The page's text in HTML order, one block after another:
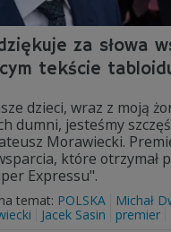
za słowa
tekście
dzieci, wraz z moją
dumni, jesteśmy
Morawiecki.
które otrzymał
Expressu".
temat: POLSKA
Michał
Jacek Sasin premier